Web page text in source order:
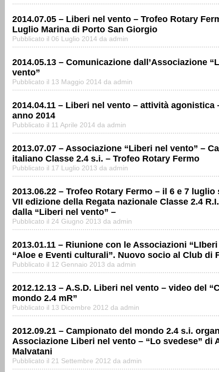
2014.07.05 – Liberi nel vento – Trofeo Rotary
Luglio Marina di Porto San Giorgio
Pubblicato il 06 Luglio 2014 da admin
2014.05.13 – Comunicazione dall’Associazione
vento”
Pubblicato il 13 Maggio 2014 da admin
2014.04.11 – Liberi nel vento – attività agonistica
anno 2014
Pubblicato il 11 Aprile 2014 da admin
2013.07.07 – Associazione “Liberi nel vento” –
italiano Classe 2.4 s.i. – Trofeo Rotary Fermo
Pubblicato il 17 Luglio 2013 da admin
2013.06.22 – Trofeo Rotary Fermo – il 6 e 7
VII edizione della Regata nazionale Classe 2.4
dalla “Liberi nel vento” –
Pubblicato il 24 Giugno 2013 da admin
2013.01.11 – Riunione con le Associazioni
“Aloe e Eventi culturali”. Nuovo socio al Club di
Pubblicato il 12 Gennaio 2013 da admin
2012.12.13 – A.S.D. Liberi nel vento – video del
mondo 2.4 mR”
Pubblicato il 13 Dicembre 2012 da admin
2012.09.21 – Campionato del mondo 2.4 s.i.
Associazione Liberi nel vento – “Lo svedese” di
Malvatani
Pubblicato il 21 Settembre 2012 da admin